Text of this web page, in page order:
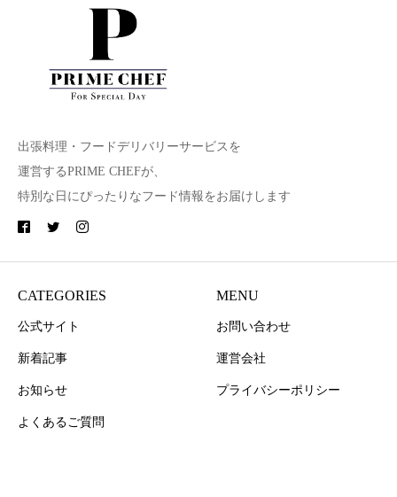
出張料理・フードデリバリーサービスを
運営するPRIME CHEFが、
特別な日にぴったりなフード情報をお届けします
CATEGORIES
公式サイト
新着記事
お知らせ
よくあるご質問
MENU
お問い合わせ
運営会社
プライバシーポリシー